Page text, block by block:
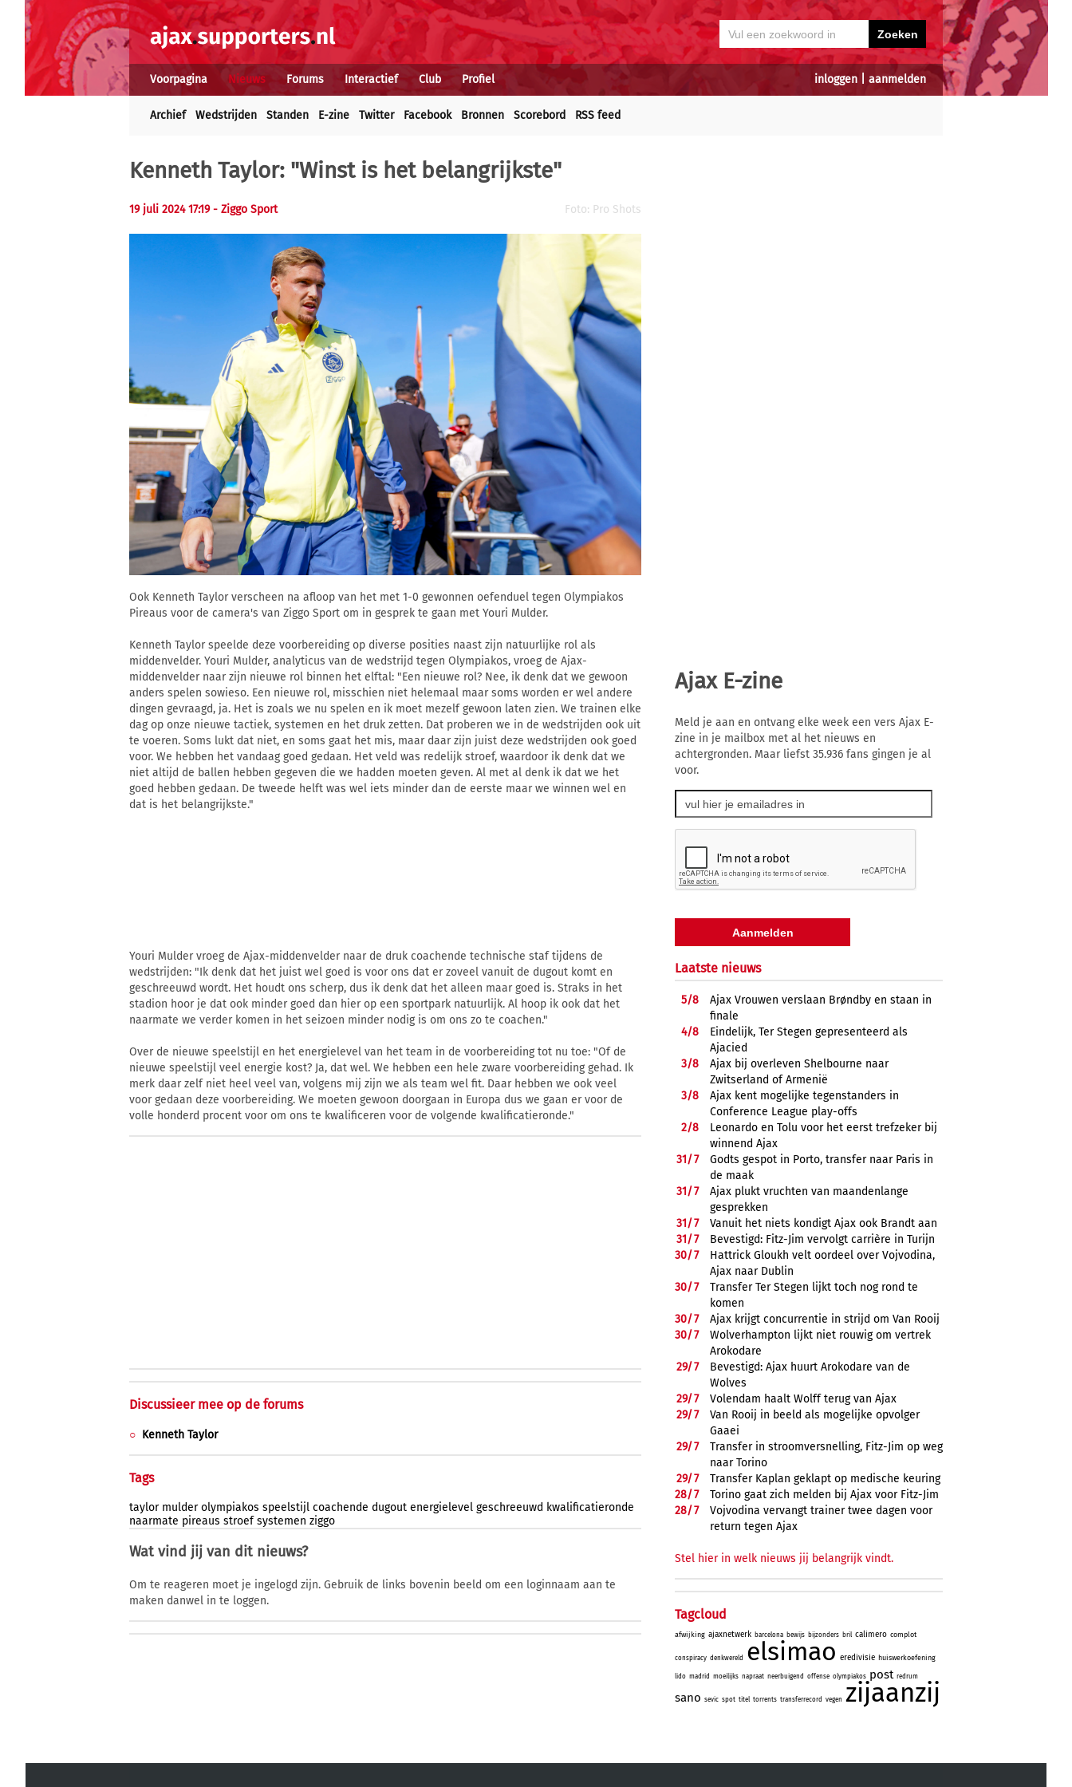
inloggen aanmelden
Voorpagina Nieuws Forums Interactief Club Profiel
Archief Wedstrijden Standen E-zine Twitter Facebook Bronnen Scorebord RSS feed
Kenneth Taylor: "Winst is het belangrijkste"
19 juli 2024 17:19 - Ziggo Sport Foto: Pro Shots
Ook Kenneth Taylor verscheen na afloop van het met 1-0 gewonnen oefenduel tegen Olympiakos
Pireaus voor de camera's van Ziggo Sport om in gesprek te gaan met Youri Mulder.
Kenneth Taylor speelde deze voorbereiding op diverse posities naast zijn natuurlijke rol als
middenvelder. Youri Mulder, analyticus van de wedstrijd tegen Olympiakos, vroeg de Ajax-
middenvelder naar zijn nieuwe rol binnen het elftal: "Een nieuwe rol? Nee, ik denk dat we gewoon
anders spelen sowieso. Een nieuwe rol, misschien niet helemaal maar soms worden er wel andere
dingen gevraagd, ja. Het is zoals we nu spelen en ik moet mezelf gewoon laten zien. We trainen elke
dag op onze nieuwe tactiek, systemen en het druk zetten. Dat proberen we in de wedstrijden ook uit
te voeren. Soms lukt dat niet, en soms gaat het mis, maar daar zijn juist deze wedstrijden ook goed
voor. We hebben het vandaag goed gedaan. Het veld was redelijk stroef, waardoor ik denk dat we
niet altijd de ballen hebben gegeven die we hadden moeten geven. Al met al denk ik dat we het
goed hebben gedaan. De tweede helft was wel iets minder dan de eerste maar we winnen wel en
dat is het belangrijkste."
Youri Mulder vroeg de Ajax-middenvelder naar de druk coachende technische staf tijdens de
wedstrijden: "Ik denk dat het juist wel goed is voor ons dat er zoveel vanuit de dugout komt en
geschreeuwd wordt. Het houdt ons scherp, dus ik denk dat het alleen maar goed is. Straks in het
stadion hoor je dat ook minder goed dan hier op een sportpark natuurlijk. Al hoop ik ook dat het
naarmate we verder komen in het seizoen minder nodig is om ons zo te coachen."
Over de nieuwe speelstijl en het energielevel van het team in de voorbereiding tot nu toe: "Of de
nieuwe speelstijl veel energie kost? Ja, dat wel. We hebben een hele zware voorbereiding gehad. Ik
merk daar zelf niet heel veel van, volgens mij zijn we als team wel fit. Daar hebben we ook veel
voor gedaan deze voorbereiding. We moeten gewoon doorgaan in Europa dus we gaan er voor de
volle honderd procent voor om ons te kwalificeren voor de volgende kwalificatieronde."
Discussieer mee op de forums
Kenneth Taylor
Tags
taylor mulder olympiakos speelstijl coachende dugout energielevel geschreeuwd kwalificatieronde
naarmate pireaus stroef systemen ziggo
Wat vind jij van dit nieuws?
Om te reageren moet je ingelogd zijn. Gebruik de links bovenin beeld om een loginnaam aan te
maken danwel in te loggen.
Ajax E-zine
Meld je aan en ontvang elke week een vers Ajax E-
zine in je mailbox met al het nieuws en
achtergronden. Maar liefst 35.936 fans gingen je al
voor.
Laatste nieuws
5/8
Ajax Vrouwen verslaan Brøndby en staan in
finale
4/8
Eindelijk, Ter Stegen gepresenteerd als
Ajacied
3/8
Ajax bij overleven Shelbourne naar
Zwitserland of Armenië
3/8
Ajax kent mogelijke tegenstanders in
Conference League play-offs
2/8
Leonardo en Tolu voor het eerst trefzeker bij
winnend Ajax
31/7
Godts gespot in Porto, transfer naar Paris in
de maak
31/7
Ajax plukt vruchten van maandenlange
gesprekken
31/7
Vanuit het niets kondigt Ajax ook Brandt aan
31/7
Bevestigd: Fitz-Jim vervolgt carrière in Turijn
30/7
Hattrick Gloukh velt oordeel over Vojvodina,
Ajax naar Dublin
30/7
Transfer Ter Stegen lijkt toch nog rond te
komen
30/7
Ajax krijgt concurrentie in strijd om Van Rooij
30/7
Wolverhampton lijkt niet rouwig om vertrek
Arokodare
29/7
Bevestigd: Ajax huurt Arokodare van de
Wolves
29/7
Volendam haalt Wolff terug van Ajax
29/7
Van Rooij in beeld als mogelijke opvolger
Gaaei
29/7
Transfer in stroomversnelling, Fitz-Jim op weg
naar Torino
29/7
Transfer Kaplan geklapt op medische keuring
28/7
Torino gaat zich melden bij Ajax voor Fitz-Jim
28/7
Vojvodina vervangt trainer twee dagen voor
return tegen Ajax
Stel hier in welk nieuws jij belangrijk vindt.
Tagcloud
afwijking ajaxnetwerk barcelona bewijs bijzonders bril calimero complot
conspiracy denkwereld elsimao eredivisie huiswerkoefening
lido madrid moeilijks napraat neerbuigend offense olympiakos post redrum
sano sevic spot titel torrents transferrecord vegen zijaanzij